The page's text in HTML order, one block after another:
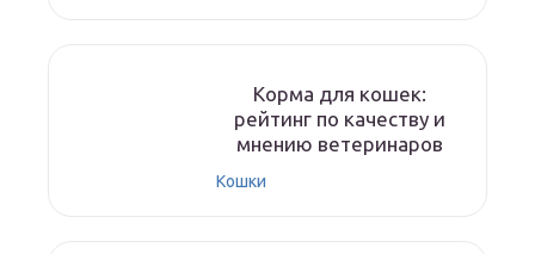
Корма для кошек:
рейтинг по качеству и
мнению ветеринаров
Кошки